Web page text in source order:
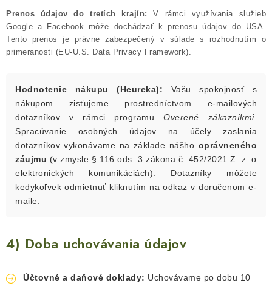
Prenos údajov do tretích krajín:
V rámci využívania služieb
Google a Facebook môže dochádzať k prenosu údajov do USA.
Tento prenos je právne zabezpečený v súlade s rozhodnutím o
primeranosti (EU-U.S. Data Privacy Framework).
Hodnotenie nákupu (Heureka): Vašu spokojnosť s
nákupom zisťujeme prostredníctvom e-mailových
dotazníkov v rámci programuOverené zákazníkmi.
Spracúvanie osobných údajov na účely zaslania
dotazníkov vykonávame na základe nášho oprávneného
záujmu (v zmysle § 116 ods. 3 zákona č. 452/2021 Z. z. o
elektronických komunikáciách). Dotazníky môžete
kedykoľvek odmietnuť kliknutím na odkaz v doručenom e-
maile.
4) Doba uchovávania údajov
Účtovné a daňové doklady: Uchovávame po dobu 10